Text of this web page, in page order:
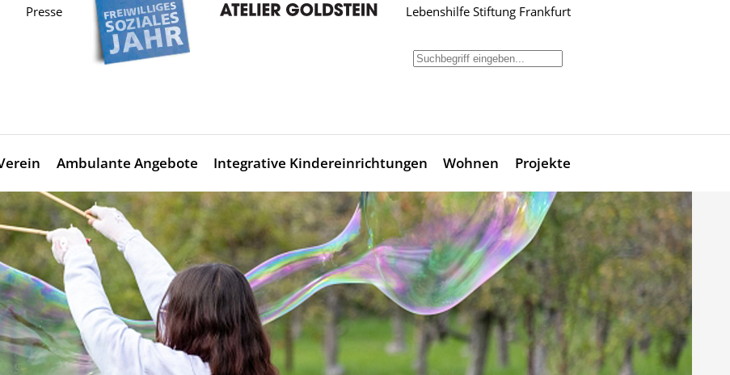
Presse Lebenshilfe Stiftung Frankfurt
Ambulante Angebote Integrative Kindereinrichtungen Wohnen Projekte